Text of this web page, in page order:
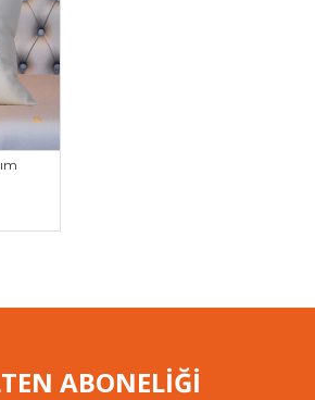
ABONELİĞİ